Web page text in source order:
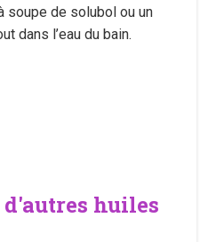
soupe de solubol ou un
dans l’eau du bain.
huiles